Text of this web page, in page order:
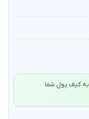
به کیف‌ پول شما